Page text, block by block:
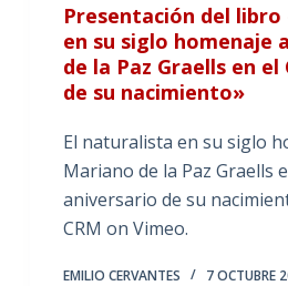
Presentación del
en su siglo homenaje
de la Paz Graells en el
de su nacimiento»
El naturalista en su siglo
Mariano de la Paz Graells
aniversario de su
CRM on Vimeo.
EMILIO CERVANTES 7 OCTUBRE